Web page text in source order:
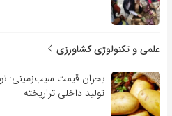
علمی و تکنولوژی کشاورزی
بحران قیمت سیب‌زمینی:
تولید داخلی تراریخته